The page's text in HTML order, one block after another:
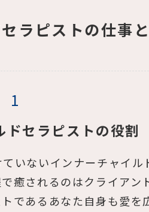
ラピストの仕事
ドセラピストの役割
いないインナーチャイ
癒されるのはクライア
であるあなた自身も愛